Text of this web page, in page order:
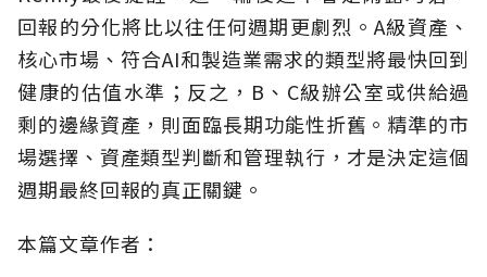
回報的分化將比以往任何週期更劇烈。A級資產、
核心市場、符合AI和製造業需求的類型將最快回到
健康的估值水準；反之，B、C級辦公室或供給過
剩的邊緣資產，則面臨長期功能性折舊。精準的市
場選擇、資產類型判斷和管理執行，才是決定這個
週期最終回報的真正關鍵。
本篇文章作者：